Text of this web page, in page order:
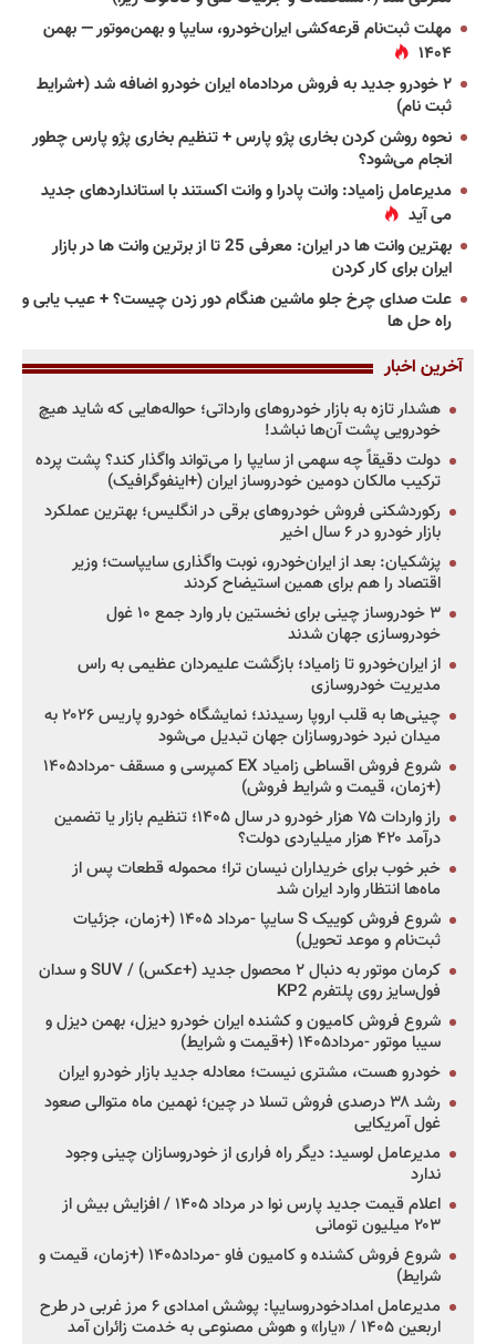
مهلت ثبت‌نام قرعه‌کشی ایران‌خودرو، سایپا و بهمن‌موتور — بهمن
۱۴۰۴
۲ خودرو جدید به فروش مردادماه ایران خودرو اضافه شد (+شرایط
ثبت نام)
نحوه روشن کردن بخاری پژو پارس + تنظیم بخاری پژو پارس چطور
انجام می‌شود؟
مدیرعامل زامیاد: وانت پادرا و وانت اکستند با استانداردهای جدید
می آید
بهترین وانت ها در ایران: معرفی 25 تا از برترین وانت ها در بازار
ایران برای کار کردن
علت صدای چرخ جلو ماشین هنگام دور زدن چیست؟ + عیب یابی و
راه حل ها
آخرین اخبار
هشدار تازه به بازار خودروهای وارداتی؛ حواله‌هایی که شاید هیچ
خودرویی پشت آن‌ها نباشد!
دولت دقیقاً چه سهمی از سایپا را می‌تواند واگذار کند؟ پشت پرده
ترکیب مالکان دومین خودروساز ایران (+اینفوگرافیک)
رکوردشکنی فروش خودروهای برقی در انگلیس؛ بهترین عملکرد
بازار خودرو در ۶ سال اخیر
پزشکیان: بعد از ایران‌خودرو، نوبت واگذاری سایپاست؛ وزیر
اقتصاد را هم برای همین استیضاح کردند
۳ خودروساز چینی برای نخستین بار وارد جمع ۱۰ غول
خودروسازی جهان شدند
از ایران‌خودرو تا زامیاد؛ بازگشت علیمردان عظیمی به راس
مدیریت خودروسازی
چینی‌ها به قلب اروپا رسیدند؛ نمایشگاه خودرو پاریس ۲۰۲۶ به
میدان نبرد خودروسازان جهان تبدیل می‌شود
شروع فروش اقساطی زامیاد EX کمپرسی و مسقف -مرداد۱۴۰۵
(+زمان، قیمت و شرایط فروش)
راز واردات ۷۵ هزار خودرو در سال ۱۴۰۵؛ تنظیم بازار یا تضمین
درآمد ۴۲۰ هزار میلیاردی دولت؟
خبر خوب برای خریداران نیسان ترا؛ محموله قطعات پس از
ماه‌ها انتظار وارد ایران شد
شروع فروش کوییک S سایپا -مرداد ۱۴۰۵ (+زمان، جزئیات
ثبت‌نام و موعد تحویل)
کرمان موتور به دنبال ۲ محصول جدید (+عکس) / SUV و سدان
فول‌سایز روی پلتفرم KP2
شروع فروش کامیون و کشنده ایران خودرو دیزل، بهمن دیزل و
سیبا موتور -مرداد۱۴۰۵ (+قیمت و شرایط)
خودرو هست، مشتری نیست؛ معادله جدید بازار خودرو ایران
رشد ۳۸ درصدی فروش تسلا در چین؛ نهمین ماه متوالی صعود
غول آمریکایی
مدیرعامل لوسید: دیگر راه فراری از خودروسازان چینی وجود
ندارد
اعلام قیمت جدید پارس نوا در مرداد ۱۴۰۵ / افزایش بیش از
۲۰۳ میلیون تومانی
شروع فروش کشنده و کامیون فاو -مرداد۱۴۰۵ (+زمان، قیمت و
شرایط)
مدیرعامل امدادخودروسایپا: پوشش امدادی ۶ مرز غربی در طرح
اربعین ۱۴۰۵ / «یارا» و هوش مصنوعی به خدمت زائران آمد